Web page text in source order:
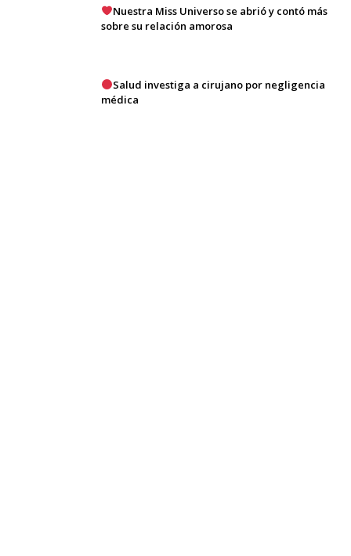
Nuestra Miss Universo se abrió y contó más
sobre su relación amorosa
Salud investiga a cirujano por negligencia
médica